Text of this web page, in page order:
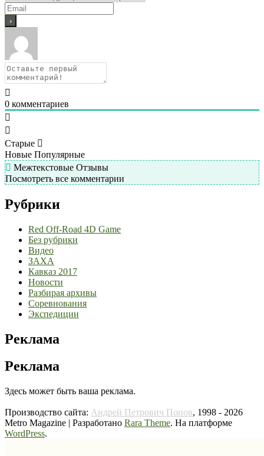
0 комментариев
Старые
Новые Популярные
Межтекстовые Отзывы
Посмотреть все комментарии
Рубрики
Red Off-Road 4D Game
Без рубрики
Видео
ЗАХА
Кавказ 2017
Новости
Разбирая архивы
Соревнования
Экспедиции
Реклама
Реклама
Здесь может быть ваша реклама.
Производство сайта: Андрей Петрович Попов, 1998 - 2026
Metro Magazine | Разработано Rara Theme. На платформе
WordPress.